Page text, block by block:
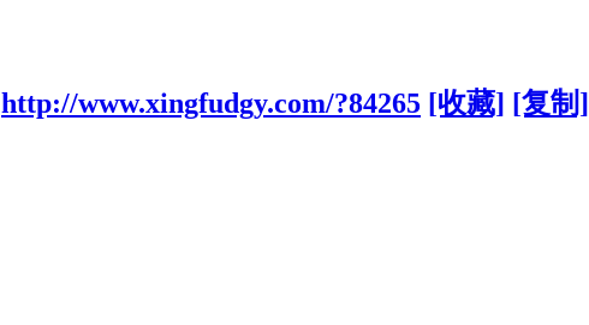
http://www.xingfudgy.com/?84265 [收藏] [复制]